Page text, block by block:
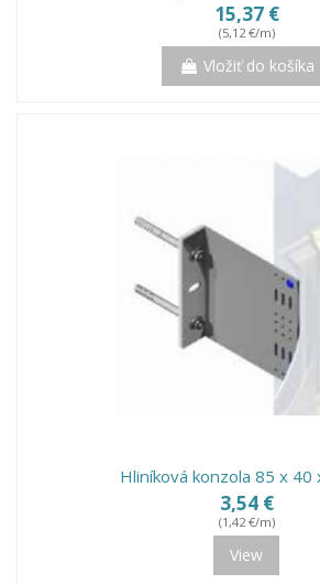
15,37 €
(5,12 €/m)
Vložiť do košíka
Hliníková konzola 85 x 40
3,54 €
(1,42 €/m)
View